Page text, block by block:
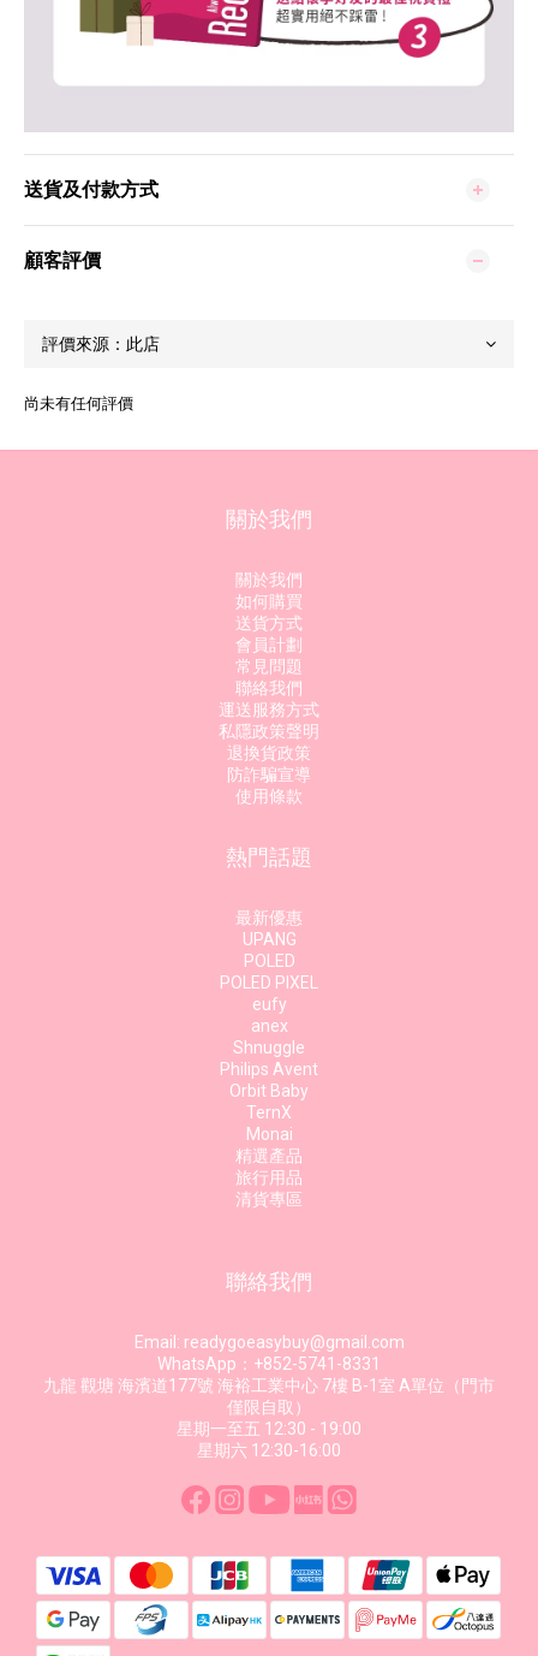
送貨及付款方式
顧客評價
尚未有任何評價
關於我們
關於我們
如何購買
送貨方式
會員計劃
常見問題
聯絡我們
運送服務方式
私隱政策聲明
退換貨政策
防詐騙宣導
使用條款
熱門話題
最新優惠
UPANG
POLED
POLED PIXEL
eufy
anex
Shnuggle
Philips Avent
Orbit Baby
TernX
Monai
精選產品
旅行用品
清貨專區
聯絡我們
Email: readygoeasybuy@gmail.com
WhatsApp：+852-5741-8331
九龍 觀塘 海濱道177號 海裕工業中心 7樓 B-1室 A單位（門市
僅限自取）
星期一至五 12:30 - 19:00
星期六 12:30-16:00